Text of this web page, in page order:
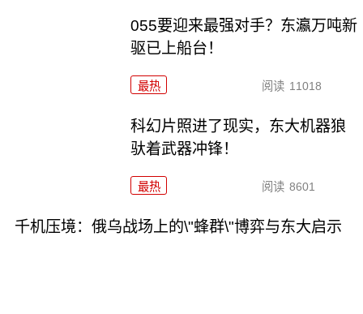
055要迎来最强对手？东瀛万吨新
驱已上船台！
最热 阅读 11018
科幻片照进了现实，东大机器狼
驮着武器冲锋！
最热 阅读 8601
千机压境：俄乌战场上的\"蜂群\"博弈与东大启示